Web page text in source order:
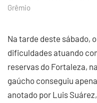
Grêmio
Na tarde deste sábado, o
dificuldades atuando
reservas do Fortaleza,
gaúcho conseguiu
anotado por Luis